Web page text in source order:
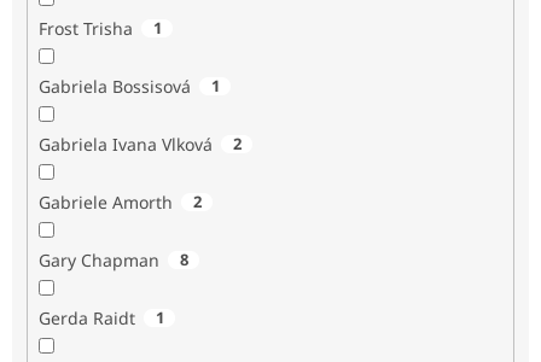
Frost Trisha 1
Gabriela Bossisová 1
Gabriela Ivana Vlková 2
Gabriele Amorth 2
Gary Chapman 8
Gerda Raidt 1